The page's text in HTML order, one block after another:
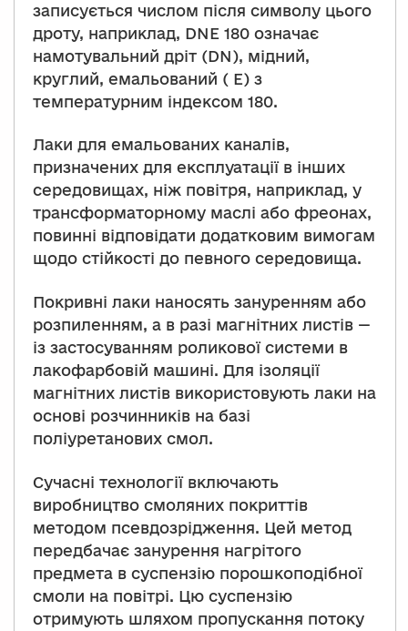
записується числом після символу цього
дроту, наприклад, DNE 180 означає
намотувальний дріт (DN), мідний,
круглий, емальований ( E) з
температурним індексом 180.
Лаки для емальованих каналів,
призначених для експлуатації в інших
середовищах, ніж повітря, наприклад, у
трансформаторному маслі або фреонах,
повинні відповідати додатковим вимогам
щодо стійкості до певного середовища.
Покривні лаки наносять зануренням або
розпиленням, а в разі магнітних листів —
із застосуванням роликової системи в
лакофарбовій машині. Для ізоляції
магнітних листів використовують лаки на
основі розчинників на базі
поліуретанових смол.
Сучасні технології включають
виробництво смоляних покриттів
методом псевдозрідження. Цей метод
передбачає занурення нагрітого
предмета в суспензію порошкоподібної
смоли на повітрі. Цю суспензію
отримують шляхом пропускання потоку